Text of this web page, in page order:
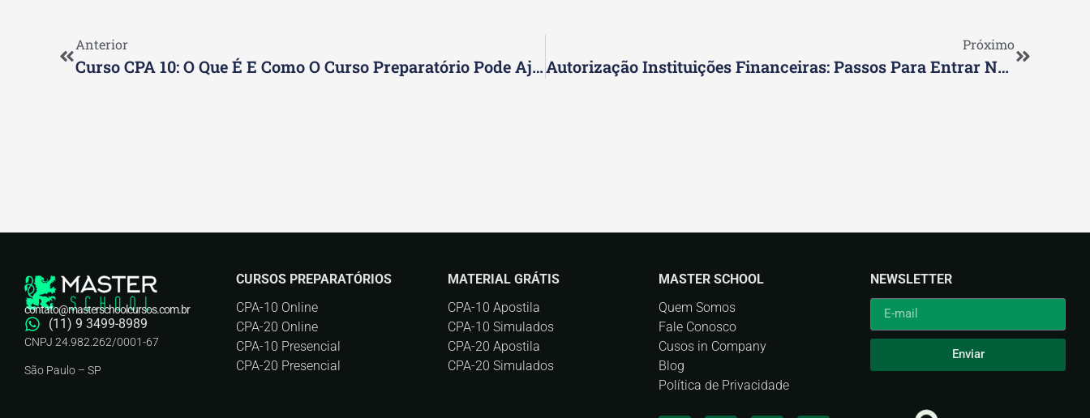
Anterior
Curso CPA 10: O Que É E Como O Curso Preparatório Pode Ajudar
Próximo
Autorização Instituições Financeiras: Passos Para Entrar No Mercado
(11) 9 3499-8989
contato@masterschoolcursos.com.br
CNPJ 24.982.262/0001-67
São Paulo – SP
CURSOS PREPARATÓRIOS
CPA-10 Online
CPA-20 Online
CPA-10 Presencial
CPA-20 Presencial
MATERIAL GRÁTIS
CPA-10 Apostila
CPA-10 Simulados
CPA-20 Apostila
CPA-20 Simulados
MASTER SCHOOL
Quem Somos
Fale Conosco
Cusos in Company
Blog
Política de Privacidade
NEWSLETTER
Enviar